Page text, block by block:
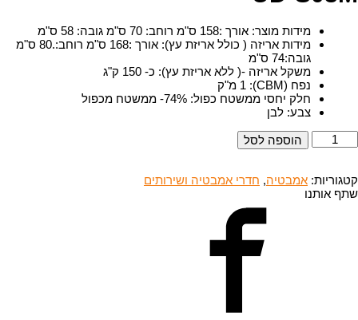
מידות מוצר: אורך :158 ס"מ רוחב: 70 ס"מ גובה: 58 ס"מ
מידות אריזה ( כולל אריזת עץ):
אורך :168 ס"מ רוחב:.80 ס"מ
גובה:74 ס"מ
משקל אריזה -( ללא אריזת עץ): כ- 150 ק"ג
נפח (CBM)
: 1 מ"ק
חלק יחסי ממשטח כפול: 74%- ממשטח מכפול
צבע: לבן
כמות
של
158ס"מ
-
Free
הוספה לסל
קטגוריות: אמבטיה, חדרי אמבטיה ושירותים
שתף אותנו